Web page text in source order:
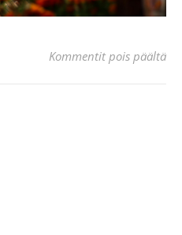
Kommentit pois päältä